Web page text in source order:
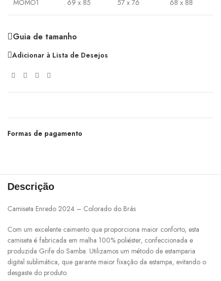
MOMO1 69 x 85 57 x 76 68 x 88
Guia de tamanho
Adicionar à Lista de Desejos
Formas de pagamento
Descrição
Camiseta Enredo 2024 – Colorado do Brás
Com um excelente caimento que proporciona maior conforto, esta
camiseta é fabricada em malha 100% poliéster, confeccionada e
produzida Grife do Samba. Utilizamos um método de estamparia
digital sublimática, que garante maior fixação da estampa, evitando o
desgaste do produto.